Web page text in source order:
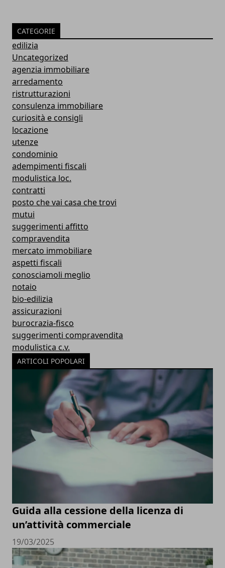
CATEGORIE
edilizia
Uncategorized
agenzia immobiliare
arredamento
ristrutturazioni
consulenza immobiliare
curiosità e consigli
locazione
utenze
condominio
adempimenti fiscali
modulistica loc.
contratti
posto che vai casa che trovi
mutui
suggerimenti affitto
compravendita
mercato immobiliare
aspetti fiscali
conosciamoli meglio
notaio
bio-edilizia
assicurazioni
burocrazia-fisco
suggerimenti compravendita
modulistica c.v.
ARTICOLI POPOLARI
Guida alla cessione della licenza di
un’attività commerciale
19/03/2025